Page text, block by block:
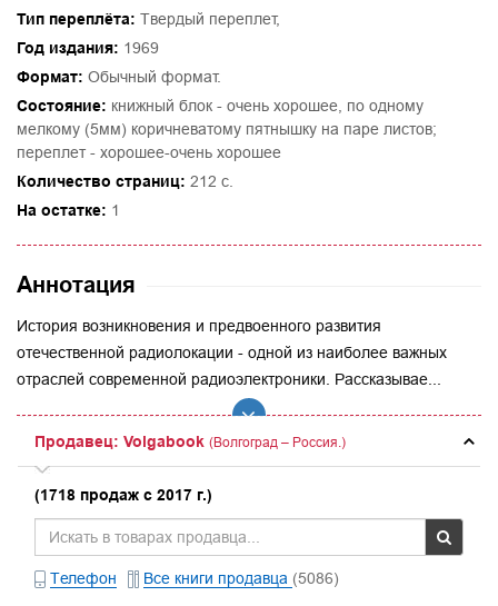
Тип переплёта: Твердый переплет,
Год издания: 1969
Формат: Обычный формат.
Состояние: книжный блок - очень хорошее, по одному
мелкому (5мм) коричневатому пятнышку на паре листов;
переплет - хорошее-очень хорошее
Количество страниц: 212 с.
На остатке: 1
Аннотация
История возникновения и предвоенного развития
отечественной радиолокации - одной из наиболее важных
отраслей современной радиоэлектроники. Рассказывае...
Продавец: Volgabook (Волгоград – Россия.)
(1718 продаж с 2017 г.)
Телефон Все книги продавца (5086)